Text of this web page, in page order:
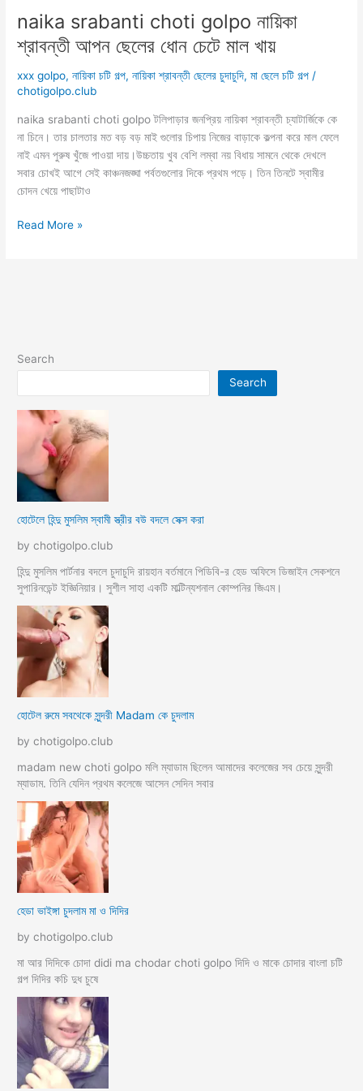
naika srabanti choti golpo নায়িকা
শ্রাবন্তী আপন ছেলের ধোন চেটে মাল খায়
xxx golpo,নায়িকা চটি গল্প,নায়িকা শ্রাবন্তী ছেলের চুদাচুদি,মা ছেলে চটি গল্প /
chotigolpo.club
naika srabanti choti golpo টলিপাড়ার জনপ্রিয় নায়িকা শ্রাবন্তী চ্যাটার্জিকে কে
না চিনে। তার চালতার মত বড় বড় মাই গুলোর চিপায় নিজের বাড়াকে কল্পনা করে মাল ফেলে
নাই এমন পুরুষ খুঁজে পাওয়া দায়।উচ্চতায় খুব বেশি লম্বা নয় বিধায় সামনে থেকে দেখলে
সবার চোখই আগে সেই কাঞ্চনজঙ্ঘা পর্বতগুলোর দিকে প্রথম পড়ে। তিন তিনটে স্বামীর
চোদন খেয়ে পাছাটাও
naika
ধোন
Read More »
Search
Search
হোটেলে হিন্দু মুসলিম স্বামী স্ত্রীর বউ বদলে সেক্স করা
by chotigolpo.club
হিন্দু মুসলিম পার্টনার বদলে চুদাচুদি রায়হান বর্তমানে পিডিবি-র হেড অফিসে ডিজাইন সেকশনে
সুপারিনডেন্ট ইজ্ঞিনিয়ার। সুশীল সাহা একটি মাল্টিন্যশনাল কোম্পনির জিএম।
হোটেল রুমে সবথেকে সুন্দরী Madam কে চুদলাম
by chotigolpo.club
madam new choti golpo মলি ম্যাডাম ছিলেন আমাদের কলেজের সব চেয়ে সুন্দরী
ম্যাডাম. তিনি যেদিন প্রথম কলেজে আসেন সেদিন সবার
হেডা ভাইঙ্গা চুদলাম মা ও দিদির
by chotigolpo.club
মা আর দিদিকে চোদা didi ma chodar choti golpo দিদি ও মাকে চোদার বাংলা চটি
গল্প দিদির কচি দুধ চুষে